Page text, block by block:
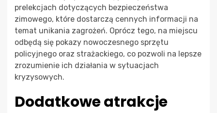
prelekcjach dotyczących bezpieczeństwa
zimowego, które dostarczą cennych informacji na
temat unikania zagrożeń. Oprócz tego, na miejscu
odbędą się pokazy nowoczesnego sprzętu
policyjnego oraz strażackiego, co pozwoli na lepsze
zrozumienie ich działania w sytuacjach
kryzysowych.
Dodatkowe atrakcje